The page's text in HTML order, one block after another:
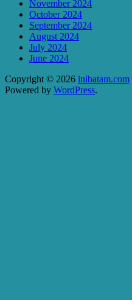
November 2024
October 2024
September 2024
August 2024
July 2024
June 2024
Copyright © 2026 inibatam.com
Powered by WordPress.